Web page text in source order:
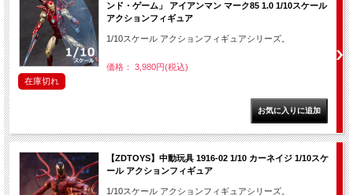
ンド・ゲーム」 アイアンマン マーク85 1.0 1/10スケール
アクションフィギュア
1/10スケール アクションフィギュアシリーズ。
価格： 3,980円(税込)
在庫切れ
【ZDTOYS】中動玩具 1916-02 1/10 カーネイジ 1/10スケ
ール アクションフィギュア
1/10スケール アクションフィギュアシリーズ。